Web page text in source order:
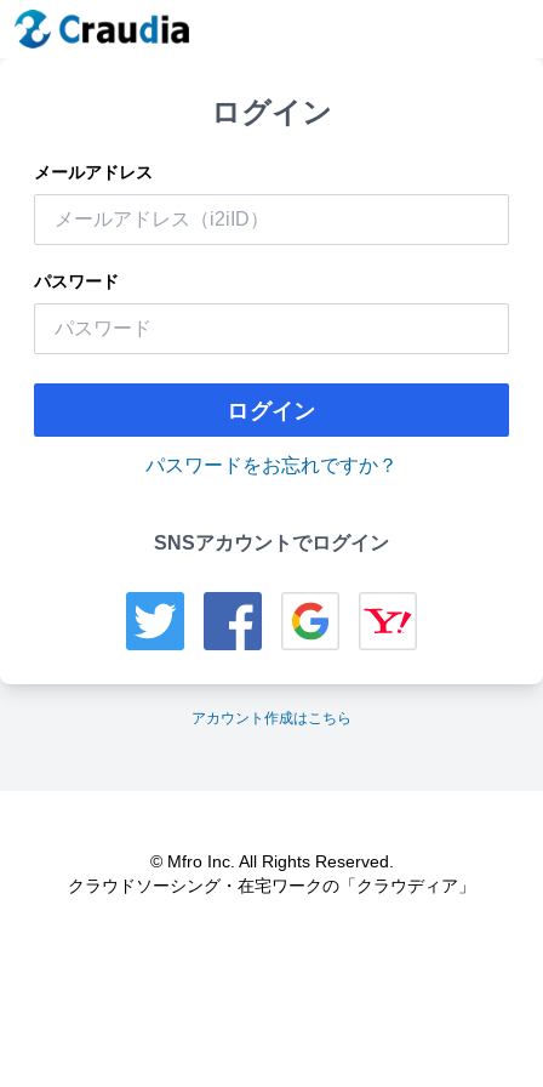
ログイン
メールアドレス
パスワード
ログイン
パスワードをお忘れですか？
SNSアカウントでログイン
アカウント作成はこちら
© Mfro Inc. All Rights Reserved.
クラウドソーシング・在宅ワークの「クラウディア」